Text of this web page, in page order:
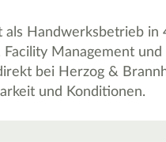
Handwerksbetrieb in
Management und
bei Herzog &
und Konditionen.